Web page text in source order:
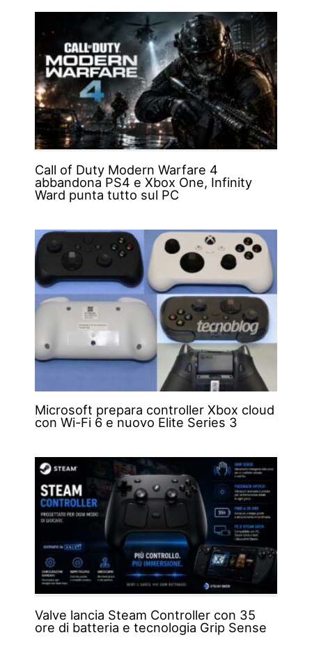
Call of Duty Modern Warfare 4
abbandona PS4 e Xbox One, Infinity
Ward punta tutto sul PC
Microsoft prepara controller Xbox cloud
con Wi-Fi 6 e nuovo Elite Series 3
Valve lancia Steam Controller con 35
ore di batteria e tecnologia Grip Sense